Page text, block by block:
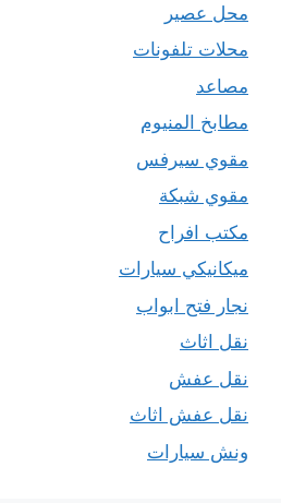
محل عصير
محلات تلفونات
مصاعد
مطابخ المنيوم
مقوي سيرفس
مقوي شبكة
مكتب افراح
ميكانيكي سيارات
نجار فتح ابواب
نقل اثاث
نقل عفش
نقل عفش اثاث
ونش سيارات